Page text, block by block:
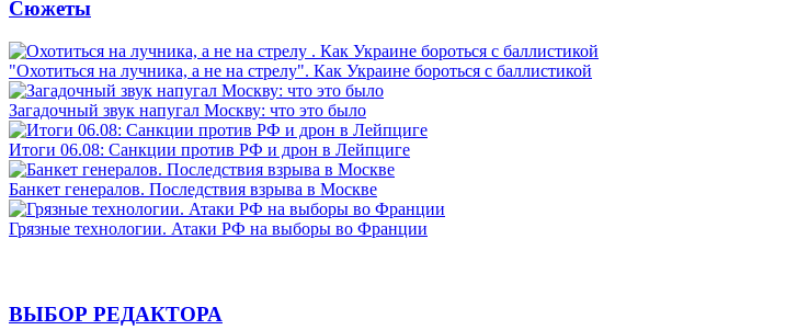
Сюжеты
"Охотиться на лучника, а не на стрелу". Как Украине бороться с баллистикой
Загадочный звук напугал Москву: что это было
Итоги 06.08: Санкции против РФ и дрон в Лейпциге
Банкет генералов. Последствия взрыва в Москве
Грязные технологии. Атаки РФ на выборы во Франции
ВЫБОР РЕДАКТОРА